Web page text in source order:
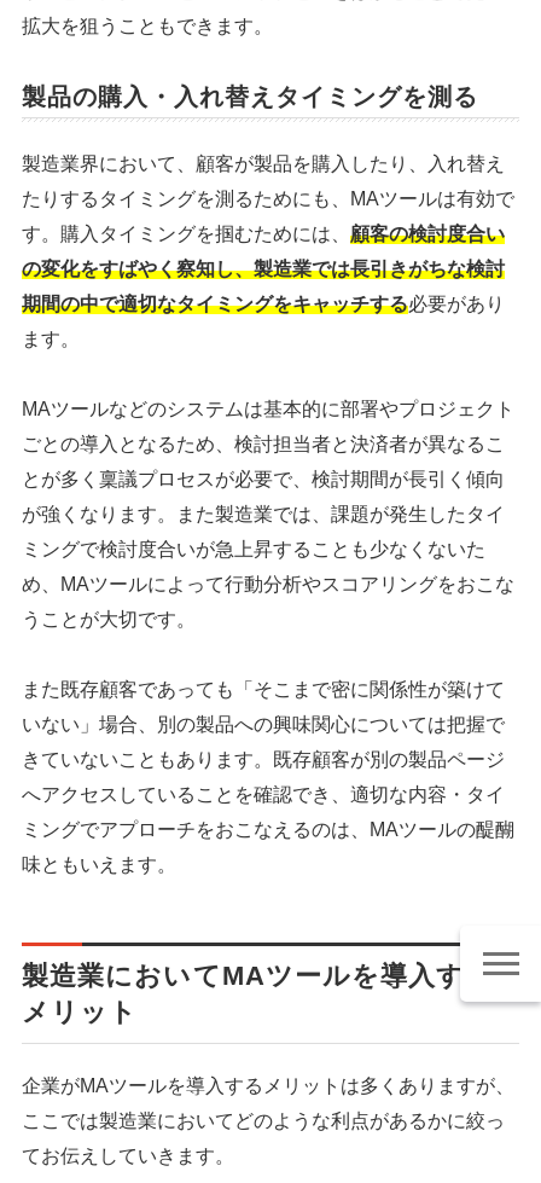
拡大を狙うこともできます。
製品の購入・入れ替えタイミングを測る
製造業界において、顧客が製品を購入したり、入れ替え
たりするタイミングを測るためにも、MAツールは有効で
す。購入タイミングを掴むためには、 顧客の検討度合い
の変化をすばやく察知し、製造業では長引きがちな検討
期間の中で適切なタイミングをキャッチする必要があり
ます。
MAツールなどのシステムは基本的に部署やプロジェクト
ごとの導入となるため、検討担当者と決済者が異なるこ
とが多く稟議プロセスが必要で、検討期間が長引く傾向
が強くなります。また製造業では、課題が発生したタイ
ミングで検討度合いが急上昇することも少なくないた
め、MAツールによって行動分析やスコアリングをおこな
うことが大切です。
また既存顧客であっても「そこまで密に関係性が築けて
いない」場合、別の製品への興味関心については把握で
きていないこともあります。既存顧客が別の製品ページ
へアクセスしていることを確認でき、適切な内容・タイ
ミングでアプローチをおこなえるのは、MAツールの醍醐
味ともいえます。
製造業においてMAツールを導入する
メリット
企業がMAツールを導入するメリットは多くありますが、
ここでは製造業においてどのような利点があるかに絞っ
てお伝えしていきます。